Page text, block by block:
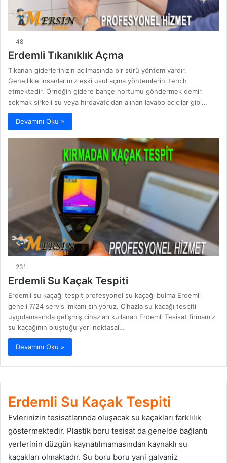
48
Erdemli Tıkanıklık Açma
Tıkanan giderlerinizin açılmasında bir sürü yöntem vardır.
Genellikle insanlarımız eski usul açma yöntemlerini tercih
etmektedir. Örneğin gidere bahçe hortumu göndermek demir
sokmak sirkeli su veya hırdavatçıdan alınan lavabo acıcılar gibi…
Devamını Oku »
231
Erdemli Su Kaçak Tespiti
Erdemli su kaçağı tespit profesyonel su kaçağı bulma Erdemli
geneli 7/24 servis imkanı sınıyoruz. Cihazla su kaçağı tespiti
uygulamasında gelişmiş cihazları kullanan Erdemli Tesisat firmamız
su kaçağının oluştuğu yeri noktasal…
Devamını Oku »
Erdemli Su Kaçak Tespiti
Evlerinizin tesisatlarında oluşacak su kaçakları farklılık
göstermektedir. Plastik boru tesisat da genelde bağlantı
yerlerinin düzgün kaynatılmamasından kaynaklı su
kaçakları olmaktadır. Su boru boru yani galvaniz